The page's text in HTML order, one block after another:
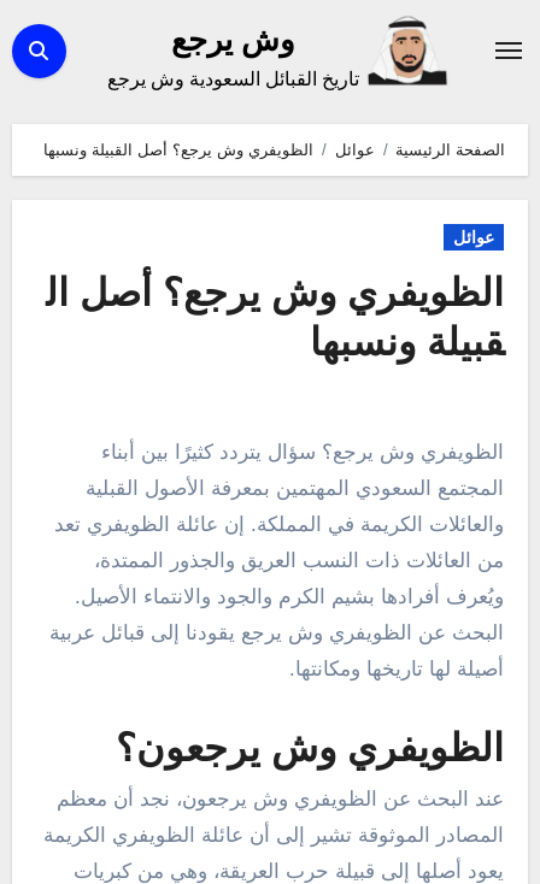
إلى
وش يرجع
تاريخ القبائل السعودية وش يرجع
الصفحة الرئيسية عوائل الظويفري وش يرجع؟ أصل القبيلة ونسبها
عوائل
الظويفري وش يرجع؟ أصل ال
قبيلة ونسبها
المجتمع السعودي المهتمين بمعرفة الأصول القبلية
والعائلات الكريمة في المملكة. إن عائلة الظويفري تعد
من العائلات ذات النسب العريق والجذور الممتدة،
ويُعرف أفرادها بشيم الكرم والجود والانتماء الأصيل.
البحث عن الظويفري وش يرجع يقودنا إلى قبائل عربية
أصيلة لها تاريخها ومكانتها.
الظويفري وش يرجعون؟
عند البحث عن الظويفري وش يرجعون، نجد أن معظم
المصادر الموثوقة تشير إلى أن عائلة الظويفري الكريمة
يعود أصلها إلى قبيلة حرب العريقة، وهي من كبريات